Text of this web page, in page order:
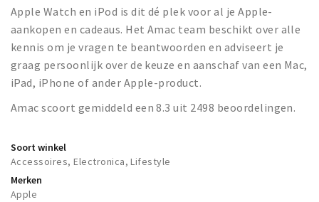
Baroniepoorten
Sport
Privacy
Inloggen
Apple Watch en iPod is dit dé plek voor al je Apple-
aankopen en cadeaus. Het Amac team beschikt over alle
kennis om je vragen te beantwoorden en adviseert je
graag persoonlijk over de keuze en aanschaf van een Mac,
iPad, iPhone of ander Apple-product.
Amac scoort gemiddeld een 8.3 uit 2498 beoordelingen.
Soort winkel
Accessoires, Electronica, Lifestyle
Merken
Apple